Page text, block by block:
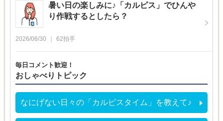
暑い日の楽しみに♪「カルピス」でひんや
り作戦するとしたら？
2026/06/30 62拍手
毎日コメント歓迎！
おしゃべりトピック
なにげない日々の「カルピスタイム」を教えて♪